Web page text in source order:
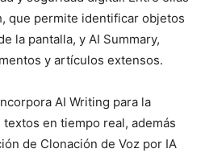
que permite identificar objetos
la pantalla, y AI Summary,
y artículos extensos.
AI Writing para la
en tiempo real, además
de Clonación de Voz por IA